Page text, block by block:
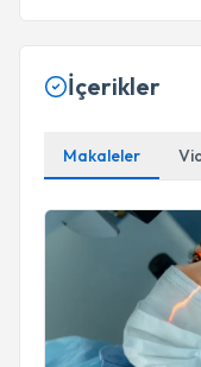
İçerikler
Makaleler
Göz Lazer